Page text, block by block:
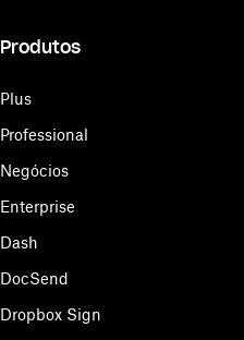
Produtos
Plus
Professional
Negócios
Enterprise
Dash
DocSend
Dropbox Sign